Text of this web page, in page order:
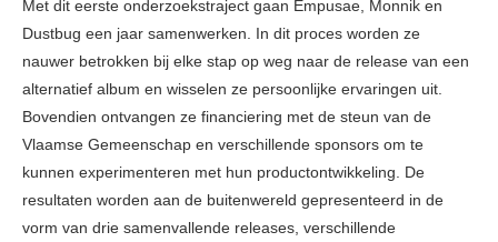
Met dit eerste onderzoekstraject gaan Empusae, Monnik en
Dustbug een jaar samenwerken. In dit proces worden ze
nauwer betrokken bij elke stap op weg naar de release van een
alternatief album en wisselen ze persoonlijke ervaringen uit.
Bovendien ontvangen ze financiering met de steun van de
Vlaamse Gemeenschap en verschillende sponsors om te
kunnen experimenteren met hun productontwikkeling. De
resultaten worden aan de buitenwereld gepresenteerd in de
vorm van drie samenvallende releases, verschillende